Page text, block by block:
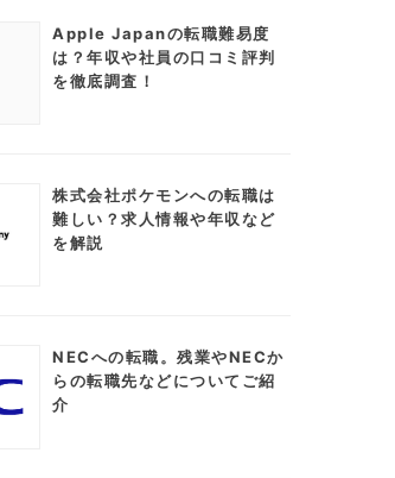
Apple Japanの転職難易度
は？年収や社員の口コミ評判
を徹底調査！
株式会社ポケモンへの転職は
難しい？求人情報や年収など
を解説
NECへの転職。残業やNECか
らの転職先などについてご紹
介